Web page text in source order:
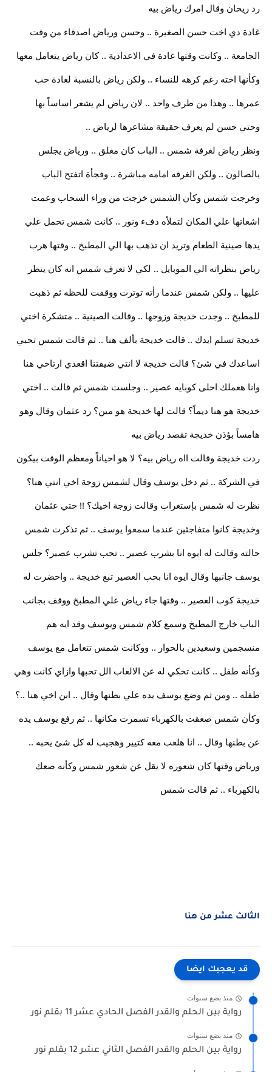
رد ريحان وقال امرك رياض بيه
غادة دي اخت حسن الصغيرة .. وحسن ورياض اصدقاء من وقت
الجامعة .. وكانت وقتها غادة في الاعدادية .. كان رياض يتعامل معها
وكأنها اخته رغم كرهه للنساء .. ولكن رياض بالنسبة لغادة حب
عمرها .. وهذا من طرف واحد .. لان رياض لم يشعر اساساً بها
وحتي حسن لم يعرف حقيقة مشاعرها لرياض ..
ونظر رياض لغرفة شمس .. الباب كان مغلق .. ورياض يجلس
بالصالون .. ولكن الغرفه امامه مباشرة .. وفجأة اتفتح الباب
وخرجت شمس وكأن الشمس خرجت من وراء السحاب وعمت
اشعاتها علي المكان لتملأه دفء ونور .. كانت شمس تحمل علي
يدها صينية الطعام وتريد ان تذهب بها الي المطبخ .. وقتها هرب
رياض بنظراته الي الموبايل .. لكي لا تعرف شمس انه كان ينظر
عليها .. ولكن شمس عندما رأته توترت ووقفت للحظه ثم ذهبت
للمطبخ .. وجدت خديجة وزوجها .. وقالت الصينية .. متشكرة اختي
خديجة تسلم ايدك .. قالت خديجة بألف هنا .. ثم قالت شمس تحبي
اساعدك في شئ؟ قالت خديجة لا انتي ضيفتنا اقعدي ارتاحي هنا
وانا هعملك احلى كوبايه عصير .. وجلست شمس ثم قالت .. اختي
خديجة هو هنا ديماً؟ قالت لها خديجة هو مين؟ رد عثمان وقال وهو
هامساً بؤذن خديجة تقصد رياض بيه
ردت خديجة وقالت ااه رياض بيه؟ لا هو احياناً ومعظم الوقت بيكون
في الشركة .. ثم دخل يوسف وقال لشمس زوجة اخي انتي هنا؟
نظرت له شمس بإستغراب وقالت زوجة اخيك؟ !! حتي عثمان
وخديجة كانوا متفاجئين عندما سمعوا يوسف .. ثم تذكرت شمس
حالته وقالت له ايوه انا بشرب عصير .. تحب تشرب عصير؟ جلس
يوسف جانبها وقال ايوه انا بحب العصير تبع خديجة .. واحضرت له
خديجة كوب العصير .. وقتها جاء رياض علي المطبخ ووقف بجانب
الباب خارج المطبخ وسمع كلام شمس ويوسف وقد ايه هم
منسجمين وسعيدين بالحوار .. ووكانت شمس تتعامل مع يوسف
وكأنه طفل .. كانت تحكي له عن الالعاب الل تحبها وازاي كانت وهي
طفله .. ومن ثم وضع يوسف يده علي بطنها وقال .. ابن اخي هنا ..؟
وكأن شمس صعقت بالكهرباء تسمرت مكانها .. ثم رفع يوسف يده
عن بطنها وقال .. انا هلعب معه كتيير وهجيب له كل شئ يحبه ..
ورياض وقتها كان شعوره لا يقل عن شعور شمس وكأنه صعك
بالكهرباء .. ثم قالت شمس
الثالث عشر من هنا
قد يعجبك ايضا
منذ بضع سنوات
رواية بين الحلم والقدر الفصل الحادي عشر 11 بقلم نور
منذ بضع سنوات
رواية بين الحلم والقدر الفصل الثاني عشر 12 بقلم نور